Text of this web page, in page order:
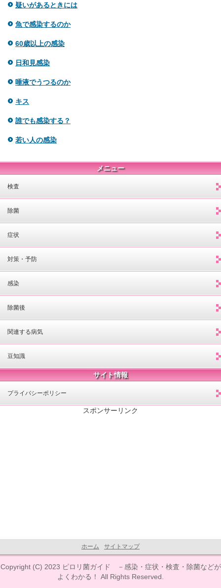
疑いがあるときには
魚で感染するのか
60歳以上の感染
日和見感染
唾液でうつるのか
キス
誰でも感染する？
若い人の感染
メニュー
検査
除菌
症状
対策・予防
感染
除菌後
関連する病気
豆知識
サイト情報
プライバシーポリシー
スポンサーリンク
ホーム サイトマップ
Copyright (C) 2023 ピロリ菌ガイド －感染・症状・検査・除菌などが
よくわかる！ All Rights Reserved.